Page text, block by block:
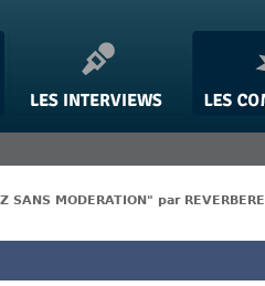
SANS MODERATION" par REVERBERE